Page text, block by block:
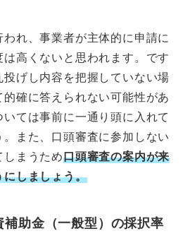
れ、事業者が主体的に申請に
高くないと思われます。です
げし内容を把握していない場
確に答えられない可能性があ
ては事前に一通り頭に入れて
また、口頭審査に参加しない
まうため口頭審査の案内が来
にしましょう。
補助金（一般型）の採択率